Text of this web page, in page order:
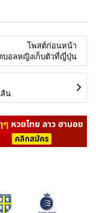
โพสต์ก่อนหน้า
บอลหญิงเก็บตัวที่ญี่ปุ่น
ส้น